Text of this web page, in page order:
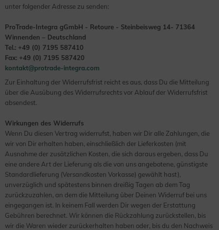
unter folgender Adresse zu senden:
ProTrade-Integra gGmbH - Retoure - Steinbeisweg 14- 71364
Winnenden – Deutschland
Tel.: +49 (0) 7195 587410
Fax: +49 (0) 7195 587420
kontakt@protrade-integra.com
Zur Einhaltung der Widerrufsfrist reicht es aus, dass Du die Mitteilung
über die Ausübung des Widerrufsrechts vor Ablauf der Widerrufsfrist
absendest.
Wirkungen des Widerrufs
Wenn Du diesen Vertrag widerrufst, haben wir Dir alle Zahlungen, die
wir von Dir erhalten haben, einschließlich der Lieferkosten (mit
Ausnahme der zusätzlichen Kosten, die sich daraus ergeben, dass Du
eine andere Art der Lieferung als die von uns angebotene, günstigste
Standardlieferung (Versandkosten Vorkasse) gewählt hast),
unverzüglich und spätestens binnen dreißig Tagen ab dem Tag
zurückzuzahlen, an dem die Mitteilung über Deinen Widerruf bei uns
eingegangen ist. In keinem Fall werden Dir wegen der Erstattung
Gebühren berechnet. Wir können die Rückzahlung zurückstellen, bis
wir die Waren wieder zurückerhalten haben oder, bis du den Nachweis